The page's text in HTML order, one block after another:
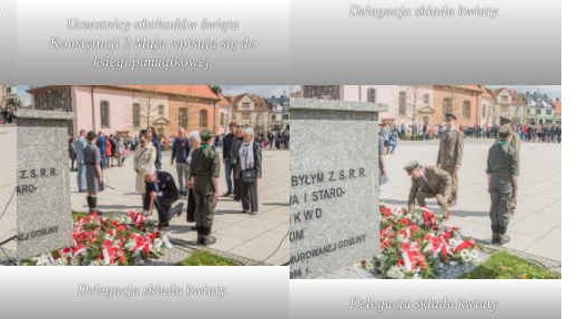
Uczestnicy obchodów święta
Konstytucji 3 Maja wpisują się do
księgi pamiątkowej.
Delegacja składa kwiaty.
Delegacja składa kwiaty.
Delegacja składa kwiaty.